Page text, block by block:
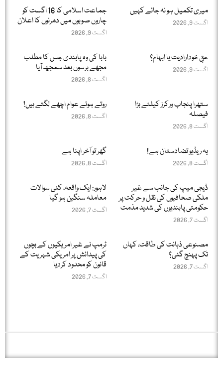
میری تکمیل ہو نہ جائے کہیں
اگست 9, 2026
جماعت اسلامی کا 16 اگست کو
چاروں صوبوں میں دھرنوں کا اعلان
اگست 9, 2026
حقِ خودارادیت یا ابہام؟
اگست 9, 2026
بابا کی وہ پابندی جس کا مطلب
مجھے برسوں بعد سمجھ آیا
اگست 8, 2026
ستھرا پنجاب ورکرز کیلئے بڑا
فیصلہ
اگست 8, 2026
روتے ہوئے عوام اچھے لگتے ہیں!
اگست 8, 2026
یہ ریڈیو تضادستان ہے!
اگست 8, 2026
گھر تو آخر اپنا ہے
اگست 8, 2026
ڈیجی میپ کی جانب سے غیر
ملکی صحافیوں کی نقل و حرکت پر
حکومتی پابندیوں کی شدید مذمت
اگست 7, 2026
لاہور: ایک واقعہ، کئی سوالات
معاملہ سنگین ہو گیا
اگست 7, 2026
مصنوعی ذہانت کی طاقت، کہاں
تک پہنچ گئی؟
اگست 7, 2026
ٹرمپ نے غیر امریکیوں کے بچوں
کی پیدائش پر امریکی شہریت کے
قانون کو محدود کردیا
اگست 7, 2026